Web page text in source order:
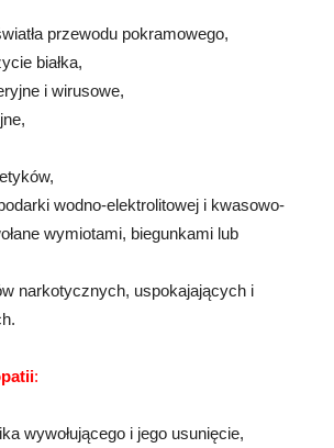
przewodu pokramowego,
białka,
i wirusowe,
wodno-elektrolitowej i kwasowo-
wymiotami, biegunkami lub
narkotycznych, uspokajających i
:
wywołującego i jego usunięcie,